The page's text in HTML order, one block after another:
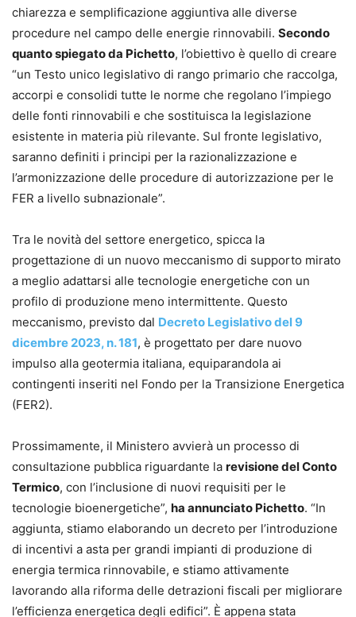
chiarezza e semplificazione aggiuntiva alle diverse
procedure nel campo delle energie rinnovabili. Secondo
quanto spiegato da Pichetto, l’obiettivo è quello di creare
“un Testo unico legislativo di rango primario che raccolga,
accorpi e consolidi tutte le norme che regolano l’impiego
delle fonti rinnovabili e che sostituisca la legislazione
esistente in materia più rilevante. Sul fronte legislativo,
saranno definiti i principi per la razionalizzazione e
l’armonizzazione delle procedure di autorizzazione per le
FER a livello subnazionale”.
Tra le novità del settore energetico, spicca la
progettazione di un nuovo meccanismo di supporto mirato
a meglio adattarsi alle tecnologie energetiche con un
profilo di produzione meno intermittente. Questo
meccanismo, previsto dal Decreto Legislativo del 9
dicembre 2023, n. 181, è progettato per dare nuovo
impulso alla geotermia italiana, equiparandola ai
contingenti inseriti nel Fondo per la Transizione Energetica
(FER2).
Prossimamente, il Ministero avvierà un processo di
consultazione pubblica riguardante la revisione del Conto
Termico, con l’inclusione di nuovi requisiti per le
tecnologie bioenergetiche”, ha annunciato Pichetto. “In
aggiunta, stiamo elaborando un decreto per l’introduzione
di incentivi a asta per grandi impianti di produzione di
energia termica rinnovabile, e stiamo attivamente
lavorando alla riforma delle detrazioni fiscali per migliorare
l’efficienza energetica degli edifici”. È appena stata